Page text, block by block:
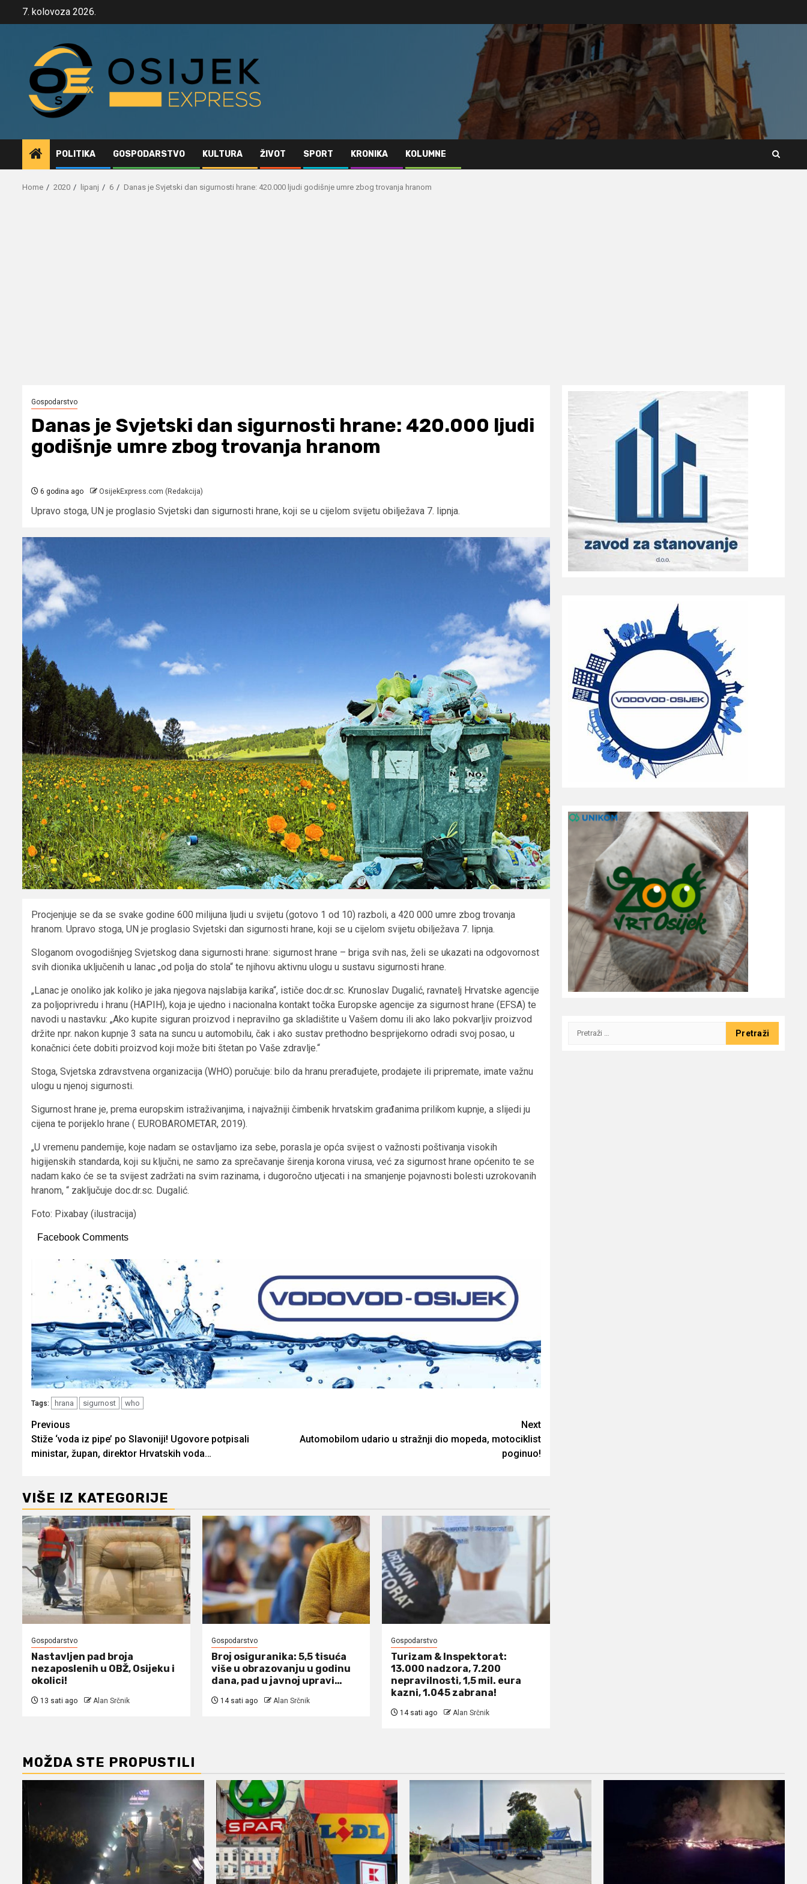
7. kolovoza 2026.
POLITIKA GOSPODARSTVO KULTURA ŽIVOT SPORT KRONIKA KOLUMNE
Home 2020 lipanj 6 Danas je Svjetski dan sigurnosti hrane: 420.000 ljudi godišnje umre zbog trovanja hranom
Gospodarstvo
Danas je Svjetski dan sigurnosti hrane: 420.000 ljudi
godišnje umre zbog trovanja hranom
6 godina ago OsijekExpress.com (Redakcija)
Upravo stoga, UN je proglasio Svjetski dan sigurnosti hrane, koji se u cijelom svijetu obilježava 7. lipnja.
Procjenjuje se da se svake godine 600 milijuna ljudi u svijetu (gotovo 1 od 10) razboli, a 420 000 umre zbog trovanja
hranom. Upravo stoga, UN je proglasio Svjetski dan sigurnosti hrane, koji se u cijelom svijetu obilježava 7. lipnja.
Sloganom ovogodišnjeg Svjetskog dana sigurnosti hrane: sigurnost hrane – briga svih nas, želi se ukazati na odgovornost
svih dionika uključenih u lanac „od polja do stola“ te njihovu aktivnu ulogu u sustavu sigurnosti hrane.
„Lanac je onoliko jak koliko je jaka njegova najslabija karika“, ističe doc.dr.sc. Krunoslav Dugalić, ravnatelj Hrvatske agencije
za poljoprivredu i hranu (HAPIH), koja je ujedno i nacionalna kontakt točka Europske agencije za sigurnost hrane (EFSA) te
navodi u nastavku: „Ako kupite siguran proizvod i nepravilno ga skladištite u Vašem domu ili ako lako pokvarljiv proizvod
držite npr. nakon kupnje 3 sata na suncu u automobilu, čak i ako sustav prethodno besprijekorno odradi svoj posao, u
konačnici ćete dobiti proizvod koji može biti štetan po Vaše zdravlje.“
Stoga, Svjetska zdravstvena organizacija (WHO) poručuje: bilo da hranu prerađujete, prodajete ili pripremate, imate važnu
ulogu u njenoj sigurnosti.
Sigurnost hrane je, prema europskim istraživanjima, i najvažniji čimbenik hrvatskim građanima prilikom kupnje, a slijedi ju
cijena te porijeklo hrane ( EUROBAROMETAR, 2019).
„U vremenu pandemije, koje nadam se ostavljamo iza sebe, porasla je opća svijest o važnosti poštivanja visokih
higijenskih standarda, koji su ključni, ne samo za sprečavanje širenja korona virusa, već za sigurnost hrane općenito te se
nadam kako će se ta svijest zadržati na svim razinama, i dugoročno utjecati i na smanjenje pojavnosti bolesti uzrokovanih
hranom, “ zaključuje doc.dr.sc. Dugalić.
Foto: Pixabay (ilustracija)
Facebook Comments
Tags: hrana sigurnost who
Post
navigation
Previous
Stiže ‘voda iz pipe’ po Slavoniji! Ugovore potpisali
ministar, župan, direktor Hrvatskih voda…
Next
Automobilom udario u stražnji dio mopeda, motociklist
poginuo!
VIŠE IZ KATEGORIJE
Gospodarstvo
Nastavljen pad broja
nezaposlenih u OBŽ, Osijeku i
okolici!
13 sati ago Alan Srčnik
Gospodarstvo
Broj osiguranika: 5,5 tisuća
više u obrazovanju u godinu
dana, pad u javnoj upravi…
14 sati ago Alan Srčnik
Gospodarstvo
Turizam & Inspektorat:
13.000 nadzora, 7.200
nepravilnosti, 1,5 mil. eura
kazni, 1.045 zabrana!
14 sati ago Alan Srčnik
Pretraži:
MOŽDA STE PROPUSTILI